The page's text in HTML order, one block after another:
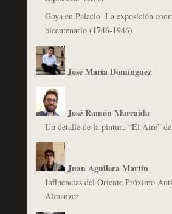
Goya en Palacio. La exposición
bicentenario (1746-1946)
José María Domínguez
José Ramón Marcaida
Un detalle de la pintura “El Aire”
Juan Aguilera Martín
Influencias del Oriente Próximo
Almanzor